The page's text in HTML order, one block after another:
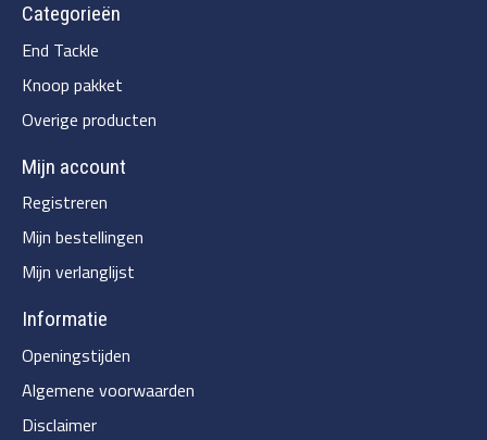
Categorieën
End Tackle
Knoop pakket
Overige producten
Mijn account
Registreren
Mijn bestellingen
Mijn verlanglijst
Informatie
Openingstijden
Algemene voorwaarden
Disclaimer